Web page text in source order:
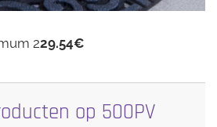
229.54€
op 500PV